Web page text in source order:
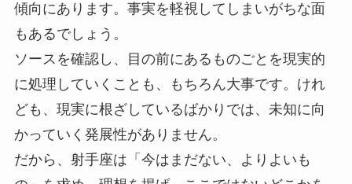
傾向にあります。事実を軽視してしまいがちな面
もあるでしょう。
ソースを確認し、目の前にあるものごとを現実的
に処理していくことも、もちろん大事です。けれ
ども、現実に根ざしているばかりでは、未知に向
かっていく発展性がありません。
だから、射手座は「今はまだない、よりよいも